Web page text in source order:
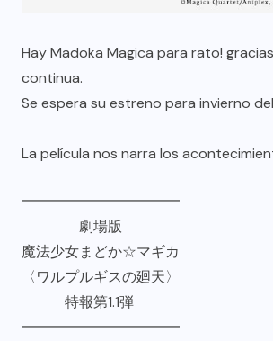
Hay Madoka Magica para rato!
continua.
Se espera su estreno para invierno
La película nos narra los
━━━━━━━━━━━
劇場版
魔法少女まどか☆マギカ
〈ワルプルギスの廻天〉
特報第1.1弾
━━━━━━━━━━━